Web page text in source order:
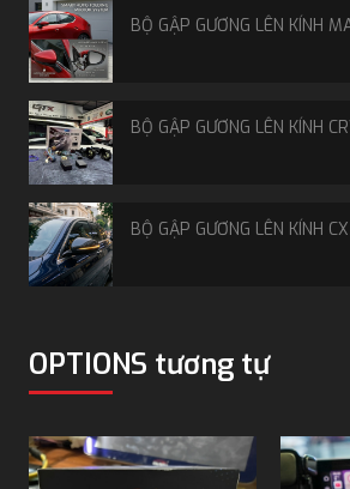
chi phí nhưng vẫn đảm bảo tính
Thiết bị có thiết kế nhỏ gọn, dễ dàng
ảnh hưởng đến hệ thống điện của
thuật của thiết bị này được nâng
nhằm hứa hẹn trải nghiệm tốt nhất
Hệ điều hành Android 10
Safeview.
Chip Qualcomm Snapdragon
xử lý tốc độ cao.
Kết nối không dây Apple Carplay/
Thiết kế có màu xanh dương
bật với các chế độ đèn LED ở logo.
BỘ GẬP GƯƠNG LÊN KÍNH
BỘ GẬP GƯƠNG LÊN KÍNH
BỘ GẬP GƯƠNG LÊN KÍNH
ĐÈN HẬU VF3
OPTIONS tương tự